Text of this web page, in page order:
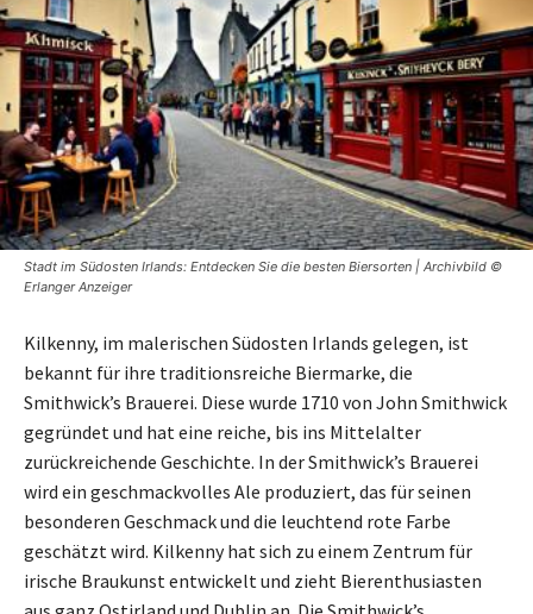
Stadt im Südosten Irlands: Entdecken Sie die besten Biersorten | Archivbild ©
Erlanger Anzeiger
Kilkenny, im malerischen Südosten Irlands gelegen, ist
bekannt für ihre traditionsreiche Biermarke, die
Smithwick’s Brauerei. Diese wurde 1710 von John Smithwick
gegründet und hat eine reiche, bis ins Mittelalter
zurückreichende Geschichte. In der Smithwick’s Brauerei
wird ein geschmackvolles Ale produziert, das für seinen
besonderen Geschmack und die leuchtend rote Farbe
geschätzt wird. Kilkenny hat sich zu einem Zentrum für
irische Braukunst entwickelt und zieht Bierenthusiasten